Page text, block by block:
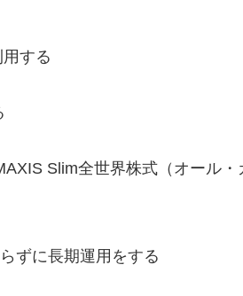
する
Slim全世界株式（オール・
ずに長期運用をする